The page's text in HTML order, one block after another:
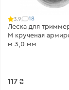
3.9 18
Леска для
M крученая
м 3,0 мм
117 ₴